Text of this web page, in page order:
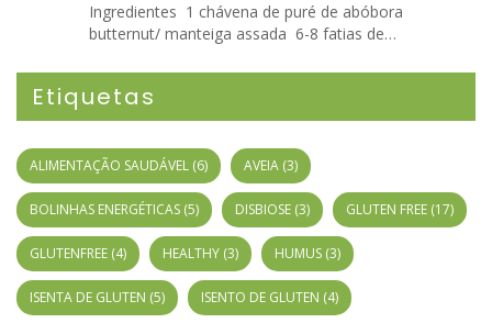
Ingredientes 1 chávena de puré de abóbora
butternut/ manteiga assada 6-8 fatias de…
Etiquetas
ALIMENTAÇÃO SAUDÁVEL (6) AVEIA (3)
BOLINHAS ENERGÉTICAS (5) DISBIOSE (3) GLUTEN FREE (17)
GLUTENFREE (4) HEALTHY (3) HUMUS (3)
ISENTA DE GLUTEN (5) ISENTO DE GLUTEN (4)